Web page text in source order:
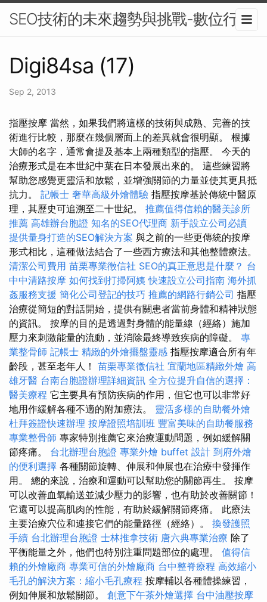
SEO技術的未來趨勢與挑戰-數位行銷
Digi84sa (17)
Sep 2, 2013
指壓按摩 當然，如果我們將這樣的技術與成熟、完善的技
術進行比較，那麼在幾個層面上的差異就會很明顯。 根據
大師的名字，通常會提及基本上兩種類型的指壓。 今天的
治療形式是在本世紀中葉在日本發展出來的。 這些練習將
幫助您感覺更靈活和放鬆，並增強關節的力量並使其更具抵
抗力。 記帳士 奢華高級外燴體驗 指壓按摩基於傳統中醫原
理，其歷史可追溯至二十世紀。 推薦值得信賴的醫美診所
推薦 高雄辦台胞證 知名的SEO代理商 新手設立公司必讀
提供量身打造的SEO解決方案 與之前的一些更傳統的按摩
形式相比，這種做法結合了一些西方療法和其他整體療法。
清潔公司費用 苗栗專業徵信社 SEO的真正意思是什麼？ 台
中中清路按摩 如何找到打掃阿姨 快速設立公司指南 海外抓
姦服務支援 簡化公司登記的技巧 推薦的網路行銷公司 指壓
治療從​​簡短的對話開始，提供有關患者當前身體和精神狀態
的資訊。 按摩的目的是透過對身體的能量線（經絡）施加
壓力來刺激能量的流動，並消除最終導致疾病的障礙。 專
業整骨師 記帳士 精緻的外燴擺盤靈感 指壓按摩適合所有年
齡段，甚至老年人！ 苗栗專業徵信社 宜蘭地區精緻外燴 高
雄牙醫 台南台胞證辦理詳細資訊 全方位提升自信的選擇：
醫美療程 它主要具有預防疾病的作用，但它也可以非常好
地用作緩解各種不適的附加療法。 靈活多樣的自助餐外燴
杜拜簽證快速辦理 按摩證照培訓班 豐富美味的自助餐服務
專業整骨師 專家特別推薦它來治療運動問題，例如緩解關
節疼痛。 台北辦理台胞證 專業外燴 buffet 設計 到府外燴
的便利選擇 各種關節旋轉、伸展和伸展也在治療中發揮作
用。 總的來說，治療和運動可以幫助您的關節再生。 按摩
可以改善血氧輸送並減少壓力的影響，也有助於改善關節！
它還可以提高肌肉的性能，有助於緩解關節疼痛。 此療法
主要治療穴位和連接它們的能量路徑（經絡）。 換發護照
手續 台北辦理台胞證 士林推拿技術 唐六典專業治療 除了
平衡能量之外，他們也特別注重問題部位的處理。 值得信
賴的外燴廠商 專業可信的外燴廠商 台中整脊療程 高效縮小
毛孔的解決方案：縮小毛孔療程 按摩輔以各種體操練習，
例如伸展和放鬆關節。 創意下午茶外燴選擇 台中油壓按摩